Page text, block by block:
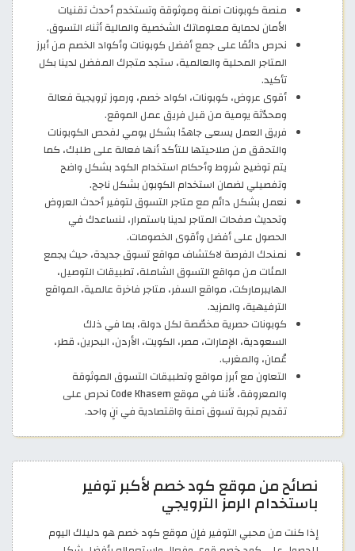
منصة كوبونات آمنة وموثوقة وتستخدم أحدث تقنيات
الأمان لحماية معلوماتك الشخصية والمالية أثناء التسوق.
نحرص دائمًا على جمع أفضل كوبونات وأكواد الخصم من أبرز
المتاجر المحلية والعالمية، ستجد متجرك المفضل لدينا بكل
تأكيد.
أقوى عروض، كوبونات، اكواد خصم، ورموز ترويجية فعالة
ومحدّثة يومية من قبل فريق عمل الموقع.
فريق العمل يسعى جاهدًا بشكل يومي لفحص الكوبونات
والتحقق من صلاحيتها للتأكد أنها فعالة على طلبك، كما
يتم توضيح شروط وأحكام استخدام الكود بشكل واضح
وتفصيلي لضمان استخدام الكوبون بشكل ناجح.
نعمل بشكل دائم مع متاجر التسوق لتوفير أحدث العروض
وتحديث صفحات المتاجر لدينا باستمرار، لنساعدك في
الحصول على أفضل وأقوى الخصومات.
نمنحك الفرصة لاكتشاف مواقع تسوق جديدة، حيث يجمع
المئات من مواقع التسوق الشاملة، تطبيقات التوصيل،
الهايبرماركت، مواقع السفر، متاجر فاخرة عالمية، المواقع
الترفيهية، والمزيد.
كوبونات حصرية مخصّصة لكل دولة، بما في ذلك
السعودية، الإمارات، مصر، الكويت، الأردن، البحرين، قطر،
عُمان، والمغرب.
التعاون مع أبرز مواقع وتطبيقات التسوق الموثوقة
والمعروفة، لأننا في موقع Code Khasem نحرص على
تقديم تجربة تسوق آمنة واقتصادية في آنٍ واحد.
نصائح من موقع كود خصم لأكبر توفير
باستخدام الرمز الترويجي
إذا كنت من محبي التوفير فإن موقع كود خصم هو دليلك اليوم